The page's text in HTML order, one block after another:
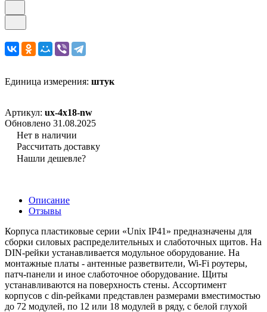
Единица измерения: штук
Артикул: ux-4x18-nw
Обновлено 31.08.2025
Нет в наличии
Рассчитать доставку
Нашли дешевле?
Описание
Отзывы
Корпуса пластиковые серии «Unix IP41» предназначены для
сборки силовых распределительных и слаботочных щитов. На
DIN-рейки устанавливается модульное оборудование. На
монтажные платы - антенные разветвители, Wi-Fi роутеры,
патч-панели и иное слаботочное оборудование. Щиты
устанавливаются на поверхность стены. Ассортимент
корпусов с din-рейками представлен размерами вместимостью
до 72 модулей, по 12 или 18 модулей в ряду, с белой глухой